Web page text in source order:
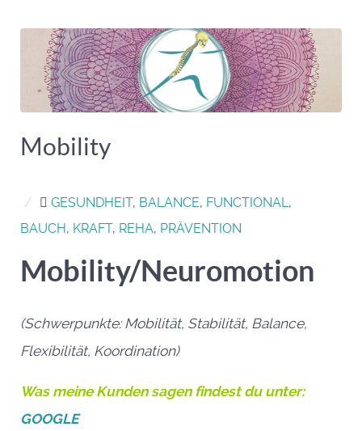
Mobility
/ GESUNDHEIT, BALANCE, FUNCTIONAL,
BAUCH, KRAFT, REHA, PRÄVENTION
Mobility/Neuromotion
(Schwerpunkte: Mobilität, Stabilität, Balance,
Flexibilität, Koordination)
Was meine Kunden sagen findest du unter:
GOOGLE